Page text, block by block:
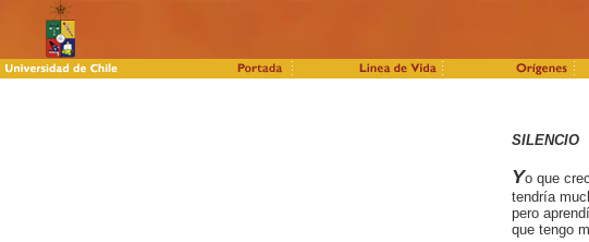
SILENCIO
Yo que
tendría
pero
que tengo